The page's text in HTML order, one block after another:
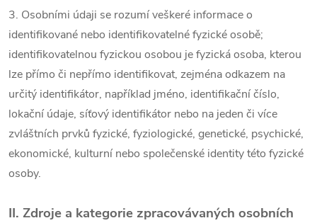
3. Osobními údaji se rozumí veškeré informace o
identifikované nebo identifikovatelné fyzické osobě;
identifikovatelnou fyzickou osobou je fyzická osoba, kterou
lze přímo či nepřímo identifikovat, zejména odkazem na
určitý identifikátor, například jméno, identifikační číslo,
lokační údaje, síťový identifikátor nebo na jeden či více
zvláštních prvků fyzické, fyziologické, genetické, psychické,
ekonomické, kulturní nebo společenské identity této fyzické
osoby.
II. Zdroje a kategorie zpracovávaných osobních